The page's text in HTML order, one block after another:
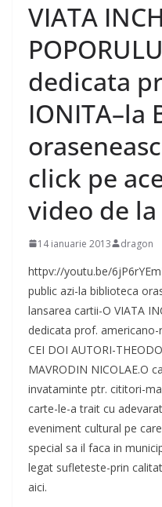
VIATA
dedicata
IONITA–la
click pe
video de
14 ianuarie 2013 dragon
httpv://youtu.be/
public azi-la biblioteca
lansarea cartii-O VIATA
dedicata prof.
CEI DOI AUTORI-
MAVRODIN NICOLAE.O
invataminte ptr. cititori-
carte-le-a trait cu
eveniment cultural pe
special sa il faca in
legat sufleteste-prin
aici.